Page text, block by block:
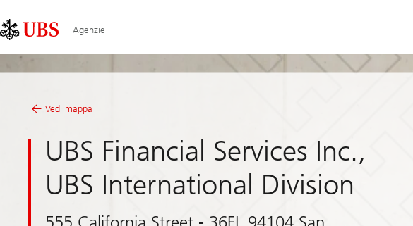
Area
Agenzie
Vedi mappa
UBS Financial Services Inc.,
UBS International Division
555 California Street - 36FL,94104 San